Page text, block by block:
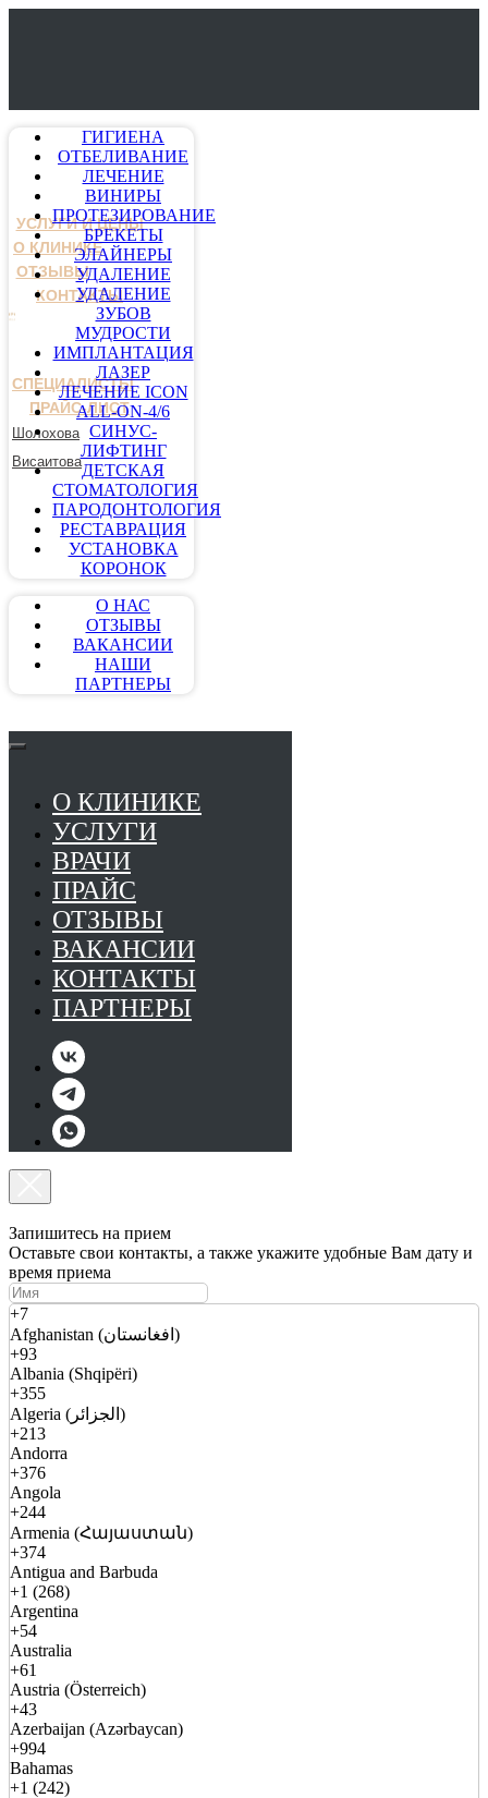
УСЛУГИ И ЦЕНЫ
О КЛИНИКЕ
ОТЗЫВЫ
КОНТАКТЫ
СПЕЦИАЛИСТЫ
ПРАЙС-ЛИСТ
Шолохова
Висаитова
ГИГИЕНА
ОТБЕЛИВАНИЕ
ЛЕЧЕНИЕ
ВИНИРЫ
ПРОТЕЗИРОВАНИЕ
БРЕКЕТЫ
ЭЛАЙНЕРЫ
УДАЛЕНИЕ
УДАЛЕНИЕ
ЗУБОВ
МУДРОСТИ
ИМПЛАНТАЦИЯ
ЛАЗЕР
ЛЕЧЕНИЕ ICON
ALL-ON-4/6
СИНУС-
ЛИФТИНГ
ДЕТСКАЯ
СТОМАТОЛОГИЯ
ПАРОДОНТОЛОГИЯ
РЕСТАВРАЦИЯ
УСТАНОВКА
КОРОНОК
О НАС
ОТЗЫВЫ
ВАКАНСИИ
НАШИ
ПАРТНЕРЫ
О КЛИНИКЕ
УСЛУГИ
ВРАЧИ
ПРАЙС
ОТЗЫВЫ
ВАКАНСИИ
КОНТАКТЫ
ПАРТНЕРЫ
Запишитесь на прием
Оставьте свои контакты, а также укажите удобные Вам дату и
время приема
+7
Afghanistan (افغانستان)
+93
Albania (Shqipëri)
+355
Algeria (الجزائر)
+213
Andorra
+376
Angola
+244
Armenia (Հայաստան)
+374
Antigua and Barbuda
+1 (268)
Argentina
+54
Australia
+61
Austria (Österreich)
+43
Azerbaijan (Azərbaycan)
+994
Bahamas
+1 (242)